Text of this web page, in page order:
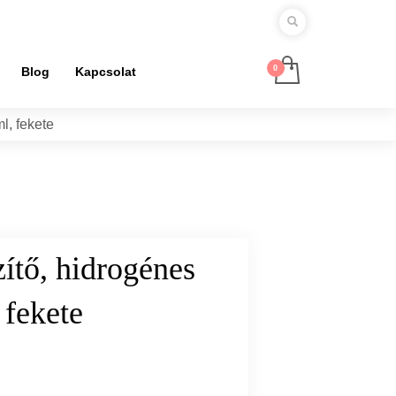
Blog Kapcsolat
fekete
hidrogénes